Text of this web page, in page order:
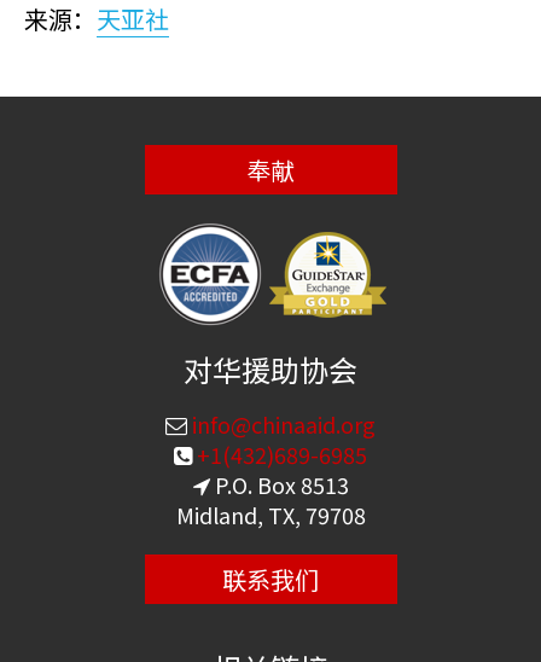
来源： 天亚社
奉献
对华援助协会
info@chinaaid.org
+1(432)689-6985
P.O. Box 8513
Midland, TX, 79708
联系我们